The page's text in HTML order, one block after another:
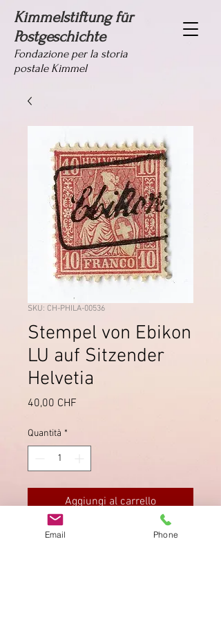
Kimmelstiftung für
Postgeschichte
Fondazione per la storia
postale Kimmel
SKU: CH-PHILA-00536
Stempel von Ebikon
LU auf Sitzender
Helvetia
40,00 CHF
Quantità *
Aggiungi al carrello
Saubere Zähnung, Stempel
Email Phone